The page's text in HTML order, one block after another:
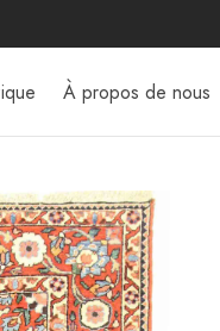
À propos de nous